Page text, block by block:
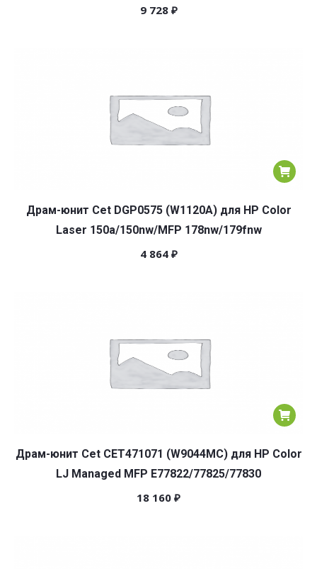
9 728 ₽
Драм-юнит Cet DGP0575 (W1120A) для HP Color
Laser 150a/150nw/MFP 178nw/179fnw
4 864 ₽
Драм-юнит Cet CET471071 (W9044MC) для HP Color
LJ Managed MFP E77822/77825/77830
18 160 ₽